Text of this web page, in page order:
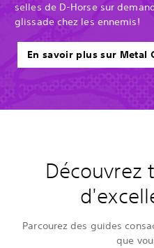
selles de D-Horse sur
glissade chez les ennemis!
En savoir plus sur Metal
Découvrez
Parcourez des guides
que